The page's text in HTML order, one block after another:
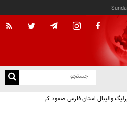
والیبال استان فارس صعود کرد